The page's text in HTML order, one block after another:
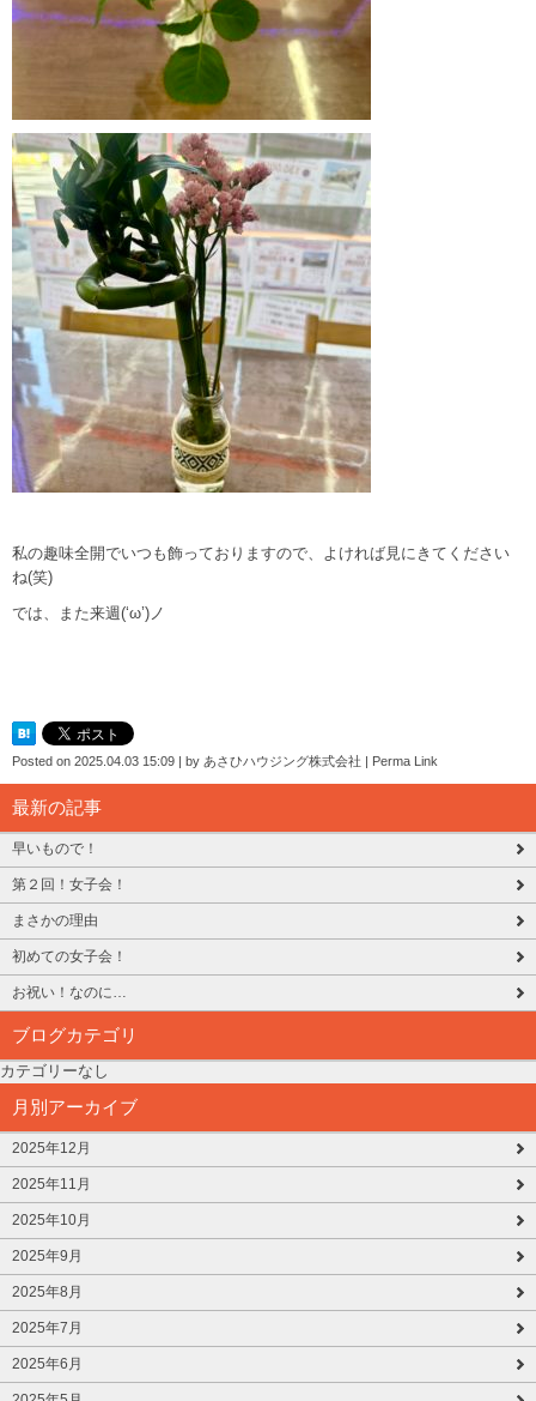
私の趣味全開でいつも飾っておりますので、よければ見にきてください
ね(笑)
では、また来週(‘ω’)ノ
Posted on 2025.04.03 15:09 by あさひハウジング株式会社 Perma Link
最新の記事
早いもので！
第２回！女子会！
まさかの理由
初めての女子会！
お祝い！なのに…
ブログカテゴリ
カテゴリーなし
月別アーカイブ
2025年12月
2025年11月
2025年10月
2025年9月
2025年8月
2025年7月
2025年6月